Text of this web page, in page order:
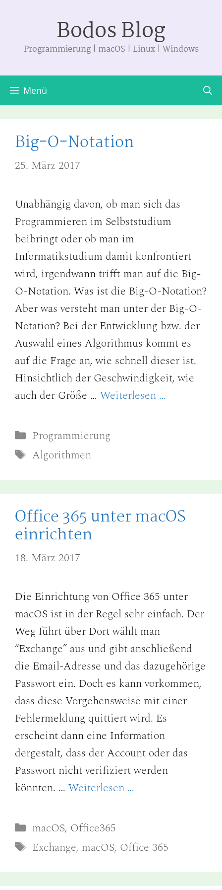
springen
Bodos Blog
Programmierung | macOS | Linux | Windows
Menü
Big-O-Notation
25. März 2017
Unabhängig davon, ob man sich das
Programmieren im Selbststudium
beibringt oder ob man im
Informatikstudium damit konfrontiert
wird, irgendwann trifft man auf die Big-
O-Notation. Was ist die Big-O-Notation?
Aber was versteht man unter der Big-O-
Notation? Bei der Entwicklung bzw. der
Auswahl eines Algorithmus kommt es
auf die Frage an, wie schnell dieser ist.
Hinsichtlich der Geschwindigkeit, wie
auch der Größe … Weiterlesen …
Kategorien
Programmierung
Schlagwörter
Algorithmen
Office 365 unter macOS
einrichten
18. März 2017
Die Einrichtung von Office 365 unter
macOS ist in der Regel sehr einfach. Der
Weg führt über Dort wählt man
“Exchange” aus und gibt anschließend
die Email-Adresse und das dazugehörige
Passwort ein. Doch es kann vorkommen,
dass diese Vorgehensweise mit einer
Fehlermeldung quittiert wird. Es
erscheint dann eine Information
dergestalt, dass der Account oder das
Passwort nicht verifiziert werden
könnten. … Weiterlesen …
Kategorien
macOS, Office365
Schlagwörter
Exchange, macOS, Office 365